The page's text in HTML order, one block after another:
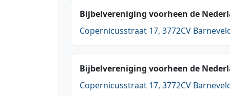
Bijbelvereniging voorheen de
Copernicusstraat 17, 3772CV
Bijbelvereniging voorheen de
Copernicusstraat 17, 3772CV